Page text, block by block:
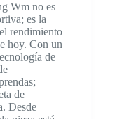
Wm no es
es la
rendimiento
hoy. Con un
de
de
Desde